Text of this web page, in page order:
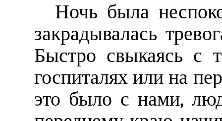
Ночь была
закрадывалась
Быстро свыкаясь с
госпиталях или на
это было с нами,